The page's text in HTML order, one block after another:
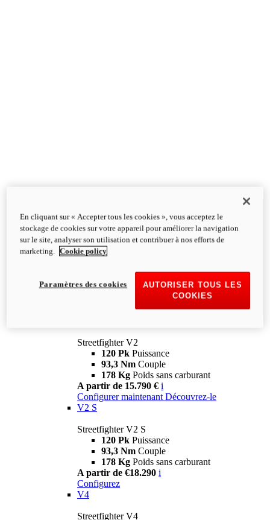
Streetfighter V2
120 Pk Puissance
93,3 Nm Couple
178 Kg Poids sans carburant
A partir de 15.790 € i
Configurer maintenant Découvrez-le
V2 S
Streetfighter V2 S
120 Pk Puissance
93,3 Nm Couple
178 Kg Poids sans carburant
A partir de €18.290 i
Configurez
V4
Streetfighter V4
En cliquant sur « Accepter tous les cookies », vous acceptez le
stockage de cookies sur votre appareil pour améliorer la navigation
sur le site, analyser son utilisation et contribuer à nos efforts de
marketing.
Cookie policy
AUTORISER TOUS LES
COOKIES
Paramètres des cookies